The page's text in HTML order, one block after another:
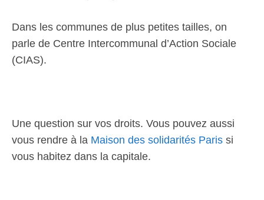
Dans les communes de plus petites tailles, on
parle de Centre Intercommunal d’Action Sociale
(CIAS).
Une question sur vos droits. Vous pouvez aussi
vous rendre à la Maison des solidarités Paris si
vous habitez dans la capitale.